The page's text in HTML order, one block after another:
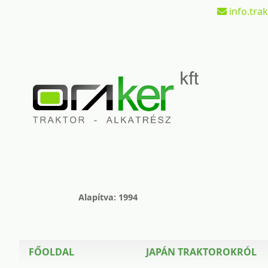
Alapítva: 1994
FŐOLDAL JAPÁN TRAKTOROKRÓL